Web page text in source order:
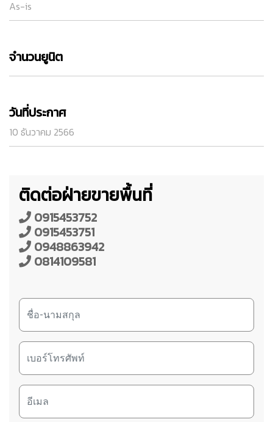
As-is
จำนวนยูนิต
วันที่ประกาศ
10 ธันวาคม 2566
ติดต่อฝ่ายขายพื้นที่
0915453752
0915453751
0948863942
0814109581